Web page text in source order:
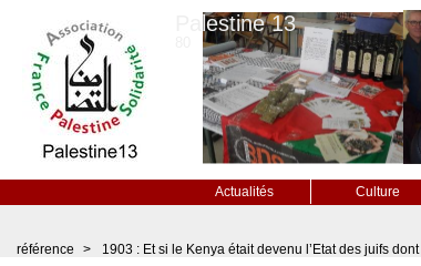
Palestine 13
Actualités Culture
référence
> 1903 : Et si le Kenya était devenu l’Etat des juifs